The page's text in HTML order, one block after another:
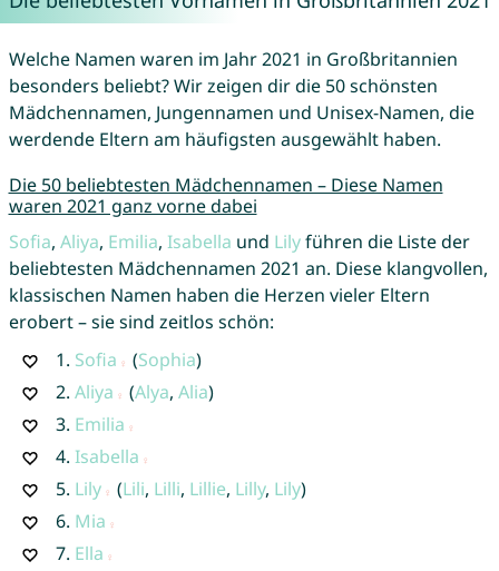
Welche Namen waren im Jahr 2021 in Großbritannien
besonders beliebt? Wir zeigen dir die 50 schönsten
Mädchennamen, Jungennamen und Unisex-Namen, die
werdende Eltern am häufigsten ausgewählt haben.
Die 50 beliebtesten Mädchennamen – Diese Namen
waren 2021 ganz vorne dabei
Sofia, Aliya, Emilia, Isabella und Lilyführen die Liste der
beliebtesten Mädchennamen 2021 an. Diese klangvollen,
klassischen Namen haben die Herzen vieler Eltern
erobert – sie sind zeitlos schön:
1. Sofia (Sophia)
2. Aliya (Alya, Alia)
3. Emilia
4. Isabella
5. Lily (Lili, Lilli, Lillie, Lilly, Lily)
6. Mia
7. Ella